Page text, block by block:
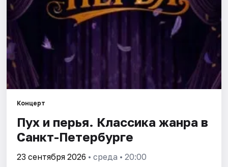
Площадки
Артисты
Концерт
Пух и перья. Классика жанра в
Санкт-Петербурге
23 сентября 2026 • среда • 20:00